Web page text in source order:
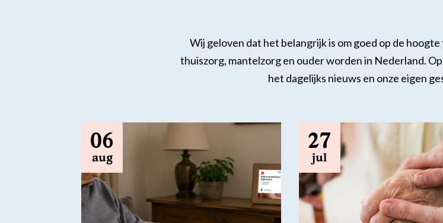
Wij geloven dat het belangrijk is om goed op de
thuiszorg, mantelzorg en ouder worden in Nederland.
het dagelijks nieuws en onze eigen
06
aug
27
jul